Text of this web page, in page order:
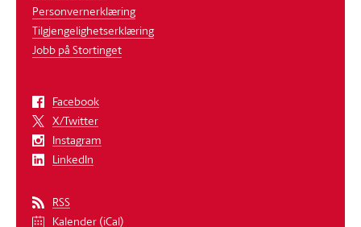
Personvernerklæring
Tilgjengelighetserklæring
Jobb på Stortinget
Facebook
X/Twitter
Instagram
LinkedIn
RSS
Kalender (iCal)